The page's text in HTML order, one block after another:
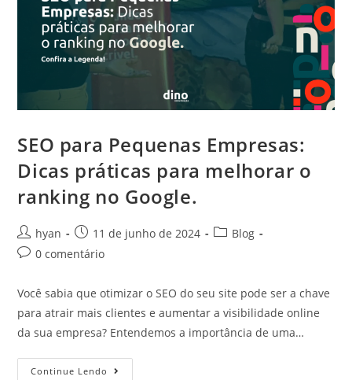
SEO para Pequenas Empresas:
Dicas práticas para melhorar o
ranking no Google.
hyan 11 de junho de 2024
Blog
0 comentário
Você sabia que otimizar o SEO do seu site pode ser a chave
para atrair mais clientes e aumentar a visibilidade online
da sua empresa? Entendemos a importância de uma…
Continue Lendo